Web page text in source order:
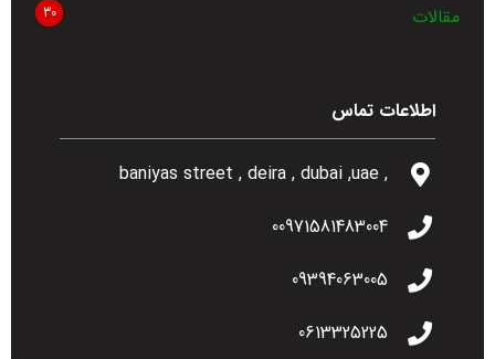
مقالات 30
اطلاعات تماس
, baniyas street , deira , dubai ,uae
00971581483004
09394063005
0613325225